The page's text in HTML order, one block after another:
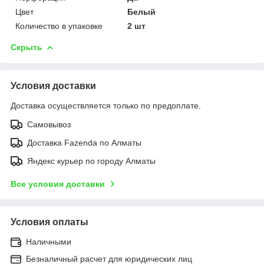
Цвет
Белый
Количество в упаковке
2 шт
Скрыть
Условия доставки
Доставка осуществляется только по предоплате.
Самовывоз
Доставка Fazenda по Алматы
Яндекс курьер по городу Алматы
Все условия доставки
Условия оплаты
Наличными
Безналичный расчет для юридических лиц